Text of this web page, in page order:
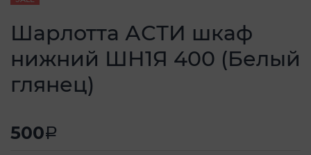
Шарлотта АСТИ шкаф
нижний ШН1Я 400 (Белый
глянец)
500a